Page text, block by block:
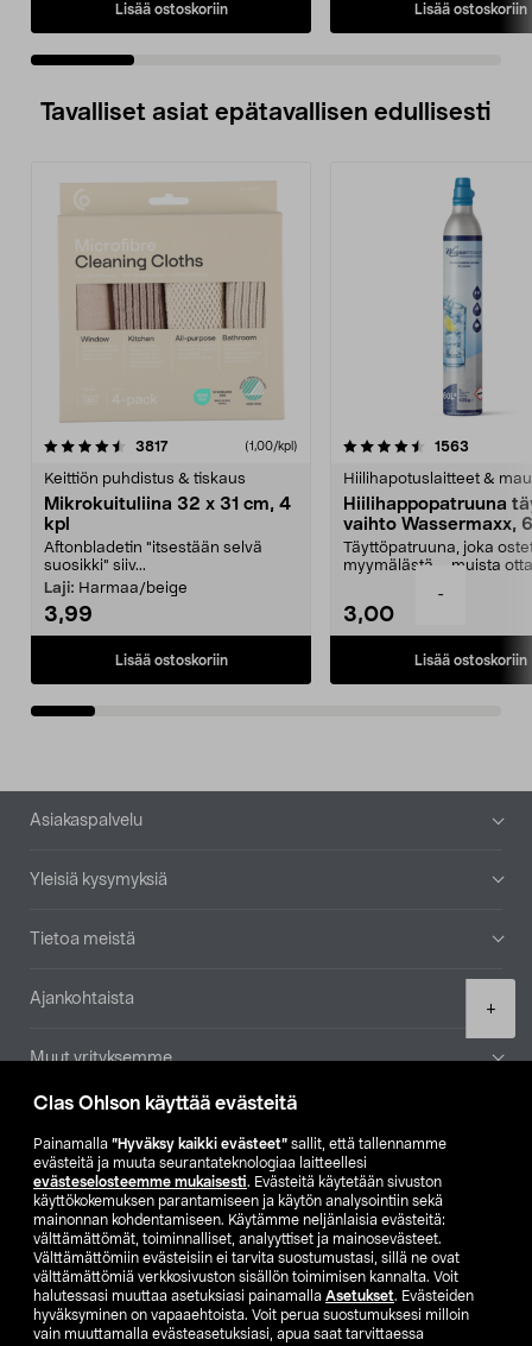
Clas Ohlson käyttää evästeitä
Painamalla ”Hyväksy kaikki evästeet” sallit, että tallennamme
evästeitä ja muuta seurantateknologiaa laitteellesi
evästeselosteemme mukaisesti. Evästeitä käytetään sivuston
käyttökokemuksen parantamiseen ja käytön analysointiin sekä
mainonnan kohdentamiseen. Käytämme neljänlaisia evästeitä:
välttämättömät, toiminnalliset, analyyttiset ja mainosevästeet.
Välttämättömiin evästeisiin ei tarvita suostumustasi, sillä ne ovat
välttämättömiä verkkosivuston sisällön toimimisen kannalta. Voit
halutessasi muuttaa asetuksiasi painamalla Asetukset. Evästeiden
hyväksyminen on vapaaehtoista. Voit perua suostumuksesi milloin
vain muuttamalla evästeasetuksiasi, apua saat tarvittaessa
-
+
Lisää ostoskoriin Lisää ostoskoriin
Tavalliset asiat epätavallisen edullisesti
3817arvostelut (1,00/kpl)
Keittiön puhdistus & tiskaus
Mikrokuituliina 32 x 31 cm, 4
kpl
Aftonbladetin "itsestään selvä
suosikki" siiv...
Laji: Harmaa/beige
3,99
Lisää ostoskoriin
4.5viidestä
1563
Hiilihapotuslaitteet &
Hiilihappopatruuna
vaihto Wassermaxx,
Täyttöpatruuna, joka
myymälästä – muista
3,00
Lisää ostoskoriin
4.5viidestä
Alatunniste
Asiakaspalvelu
Yleisiä kysymyksiä
Tietoa meistä
Ajankohtaista
Muut yrityksemme
Etsi myymälä
SE NO FI
FI SV